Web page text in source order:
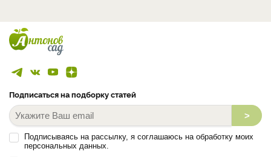
Подписаться на подборку статей
>
Подписываясь на рассылку, я соглашаюсь на обработку моих
персональных данных.